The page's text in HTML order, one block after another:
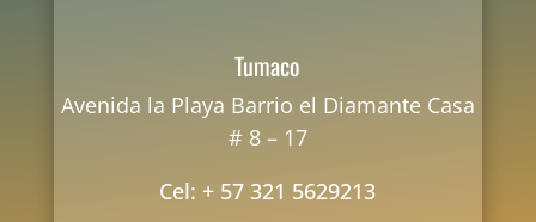
Tumaco
Avenida la Playa Barrio el Diamante Casa
# 8 – 17
Cel: + 57 321 5629213